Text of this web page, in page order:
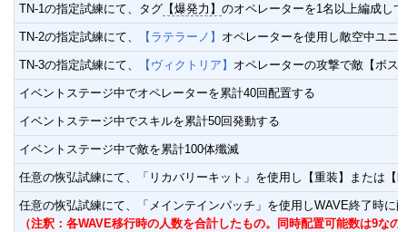
TN-1の指定試練にて、タグ 【爆発力】 のオペレーターを1名以上編成し
TN-2の指定試練にて、 【ラテラーノ】 オペレーターを使用し敵空中ユニ
TN-3の指定試練にて、 【ヴィクトリア】 オペレーターの攻撃で敵【ボス
イベントステージ中でオペレーターを累計40回配置する
イベントステージ中でスキルを累計50回発動する
イベントステージ中で敵を累計100体殲滅
任意の恢弘試練にて、「リカバリーキット」を使用し【重装】または【
任意の恢弘試練にて、「メインテインパッチ」を使用しWAVE終了時に
（注釈：各WAVE移行時の人数を合計したもの。同時配置可能数は9な